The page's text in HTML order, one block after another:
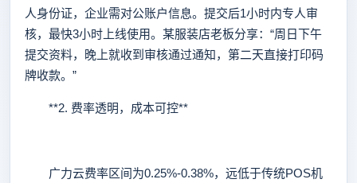
人身份证，企业需对公账户信息。提交后1小时内专人审
核，最快3小时上线使用。某服装店老板分享：“周日下午
提交资料，晚上就收到审核通过通知，第二天直接打印码
牌收款。”
**2. 费率透明，成本可控**
广力云费率区间为0.25%-0.38%，远低于传统POS机